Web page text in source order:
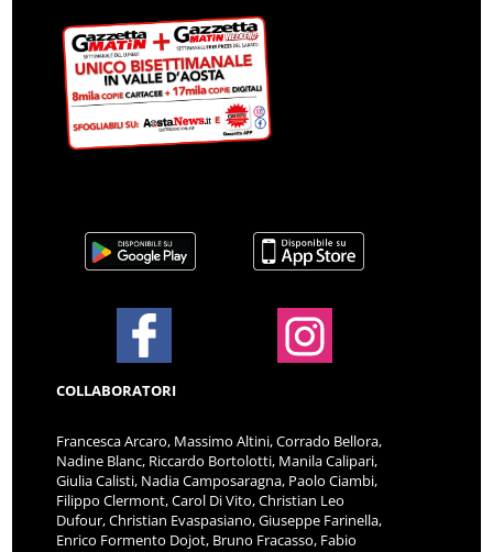
COLLABORATORI
Francesca Arcaro, Massimo Altini, Corrado Bellora,
Nadine Blanc, Riccardo Bortolotti, Manila Calipari,
Giulia Calisti, Nadia Camposaragna, Paolo Ciambi,
Filippo Clermont, Carol Di Vito, Christian Leo
Dufour, Christian Evaspasiano, Giuseppe Farinella,
Enrico Formento Dojot, Bruno Fracasso, Fabio